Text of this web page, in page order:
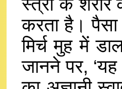
करता है।
मिर्च मुह में
जानने पर, ‘यह